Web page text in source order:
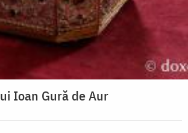
Ioan Gură de Aur